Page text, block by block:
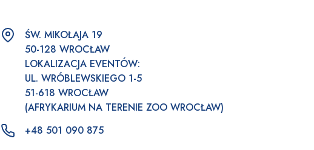
ŚW. MIKOŁAJA 19
50-128 WROCŁAW
LOKALIZACJA EVENTÓW:
UL. WRÓBLEWSKIEGO 1-5
51-618 WROCŁAW
(AFRYKARIUM NA TERENIE ZOO WROCŁAW)
+48 501 090 875